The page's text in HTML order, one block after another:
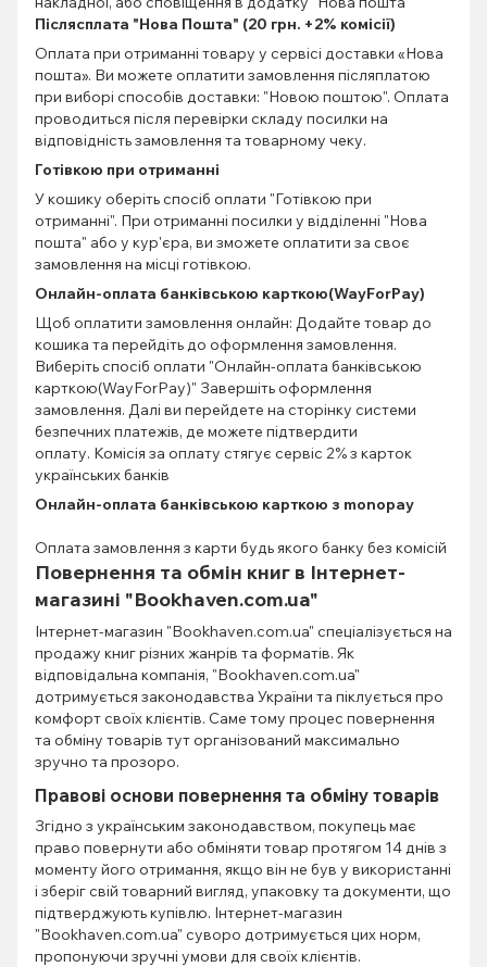
Післясплата "Нова Пошта" (20 грн. +2% комісії)
Оплата при отриманні товару у сервісі доставки «Нова
пошта». Ви можете оплатити замовлення післяплатою
при виборі способів доставки: "Новою поштою". Оплата
проводиться після перевірки складу посилки на
відповідність замовлення та товарному чеку.
Готівкою при отриманні
У кошику оберіть спосіб оплати "Готівкою при
отриманні". При отриманні посилки у відділенні "Нова
пошта" або у кур'єра, ви зможете оплатити за своє
замовлення на місці готівкою.
Онлайн-оплата банківською карткою(WayForPay)
Щоб оплатити замовлення онлайн: Додайте товар до
кошика та перейдіть до оформлення замовлення.
Виберіть спосіб оплати "Онлайн-оплата банківською
карткою(WayForPay)" Завершіть оформлення
замовлення. Далі ви перейдете на сторінку системи
безпечних платежів, де можете підтвердити
оплату. Комісія за оплату стягує сервіс 2% з карток
українських банків
Онлайн-оплата банківською карткою з monopay
Оплата замовлення з карти будь якого банку без комісій
Повернення та обмін книг в Інтернет-
магазині "Bookhaven.com.ua"
Інтернет-магазин "Bookhaven.com.ua" спеціалізується на
продажу книг різних жанрів та форматів. Як
відповідальна компанія, "Bookhaven.com.ua"
дотримується законодавства України та піклується про
комфорт своїх клієнтів. Саме тому процес повернення
та обміну товарів тут організований максимально
зручно та прозоро.
Правові основи повернення та обміну товарів
Згідно з українським законодавством, покупець має
право повернути або обміняти товар протягом 14 днів з
моменту його отримання, якщо він не був у використанні
і зберіг свій товарний вигляд, упаковку та документи, що
підтверджують купівлю. Інтернет-магазин
"Bookhaven.com.ua" суворо дотримується цих норм,
пропонуючи зручні умови для своїх клієнтів.